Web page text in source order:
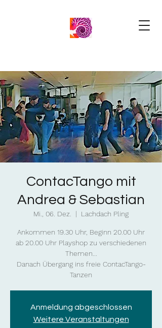
ContacTango mit
Andrea & Sebastian
Mi., 06. Dez.
  |
Lachdach Pling
Ankommen 19.30 Uhr, Beginn 20.00 Uhr
ab 20.00 Uhr Playshop zu verschiedenen
Themen...
Danach Übergang ins freie ContacTango-
Tanzen
Anmeldung abgeschlossen
Weitere Veranstaltungen